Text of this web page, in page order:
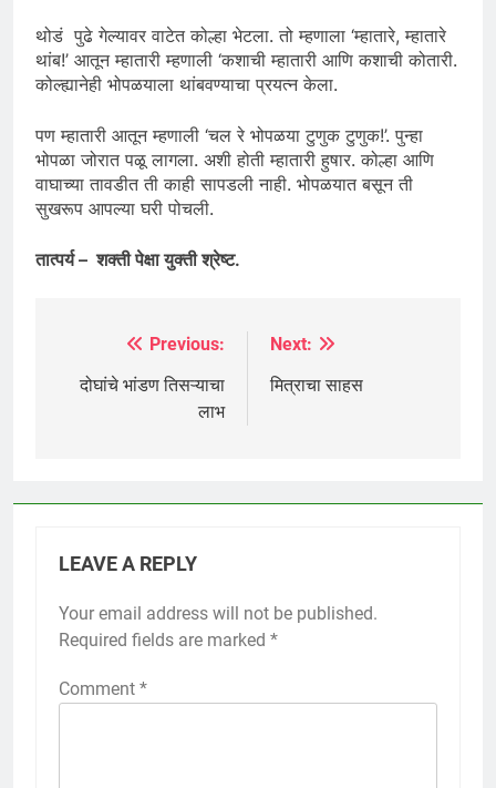
थोडं पुढे गेल्यावर वाटेत कोल्हा भेटला. तो म्हणाला ‘म्हातारे, म्हातारे
थांब!’ आतून म्हातारी म्हणाली ‘कशाची म्हातारी आणि कशाची कोतारी.
कोल्ह्यानेही भोपळयाला थांबवण्याचा प्रयत्न केला.
पण म्हातारी आतून म्हणाली ‘चल रे भोपळया टुणुक टुणुक!’. पुन्हा
भोपळा जोरात पळू लागला. अशी होती म्हातारी हुषार. कोल्हा आणि
वाघाच्या तावडीत ती काही सापडली नाही. भोपळयात बसून ती
सुखरूप आपल्या घरी पोचली.
तात्पर्य – शक्ती पेक्षा युक्ती श्रेष्ट.
navigation
Previous:
दोघांचे भांडण तिसऱ्याचा
लाभ
Next:
मित्राचा साहस
LEAVE A REPLY
Your email address will not be published.
Required fields are marked *
Comment *